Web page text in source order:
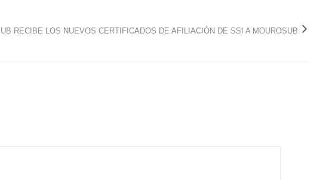
RECIBE LOS NUEVOS CERTIFICADOS DE AFILIACIÓN DE SSI A MOUROSUB